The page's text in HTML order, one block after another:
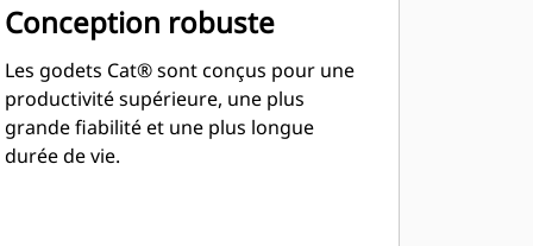
Conception robuste
Les godets Cat® sont conçus pour une
productivité supérieure, une plus
grande fiabilité et une plus longue
durée de vie.